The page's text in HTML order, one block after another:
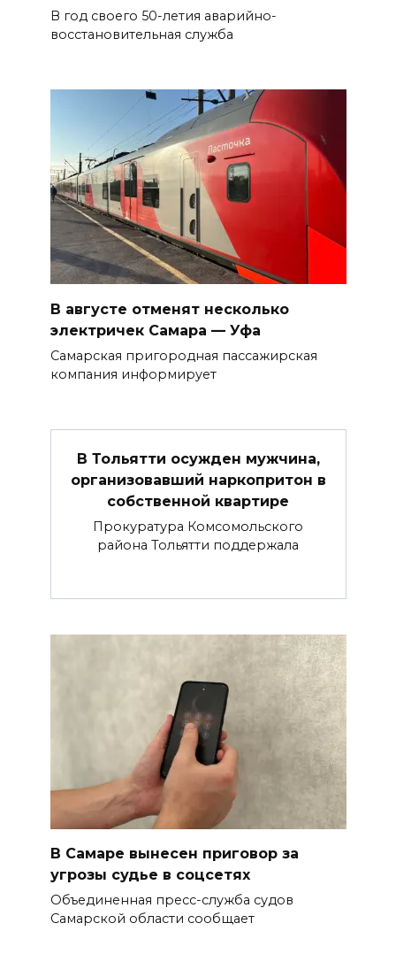
В год своего 50-летия аварийно-
восстановительная служба
В августе отменят несколько
электричек Самара — Уфа
Самарская пригородная пассажирская
компания информирует
В Тольятти осужден мужчина,
организовавший наркопритон в
собственной квартире
Прокуратура Комсомольского
района Тольятти поддержала
В Самаре вынесен приговор за
угрозы судье в соцсетях
Объединенная пресс-служба судов
Самарской области сообщает